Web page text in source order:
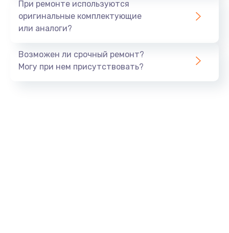
При ремонте используются
оригинальные комплектующие
или аналоги?
Возможен ли срочный ремонт?
Могу при нем присутствовать?